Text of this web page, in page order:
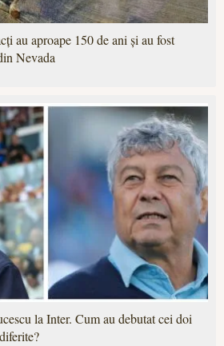
au aproape 150 de ani și au fost
Nevada
la Inter. Cum au debutat cei doi